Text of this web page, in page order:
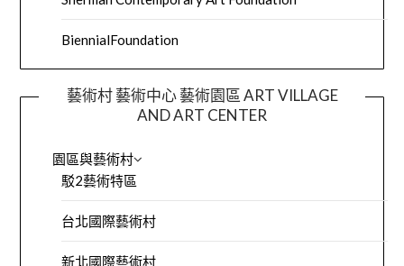
BiennialFoundation
藝術村 藝術中心 藝術園區 ART VILLAGE
AND ART CENTER
園區與藝術村
駁2藝術特區
台北國際藝術村
新北國際藝術村